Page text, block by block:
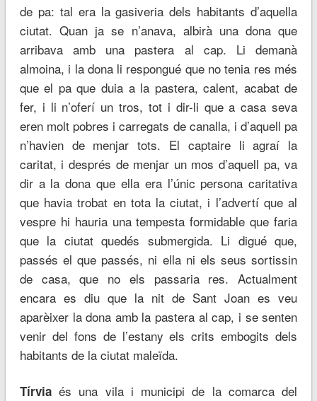
de pa: tal era la gasiveria dels habitants d’aquella
ciutat. Quan ja se n’anava, albirà una dona que
arribava amb una pastera al cap. Li demanà
almoina, i la dona li respongué que no tenia res més
que el pa que duia a la pastera, calent, acabat de
fer, i li n’oferí un tros, tot i dir-li que a casa seva
eren molt pobres i carregats de canalla, i d’aquell pa
n’havien de menjar tots. El captaire li agraí la
caritat, i després de menjar un mos d’aquell pa, va
dir a la dona que ella era l’únic persona caritativa
que havia trobat en tota la ciutat, i l’advertí que al
vespre hi hauria una tempesta formidable que faria
que la ciutat quedés submergida. Li digué que,
passés el que passés, ni ella ni els seus sortissin
de casa, que no els passaria res. Actualment
encara es diu que la nit de Sant Joan es veu
aparèixer la dona amb la pastera al cap, i se senten
venir del fons de l’estany els crits embogits dels
habitants de la ciutat maleïda.
Tírviaés una vila i municipi de la comarca del